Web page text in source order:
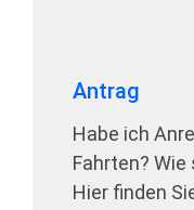
Antrag
Habe ich
Fahrten?
Hier finden